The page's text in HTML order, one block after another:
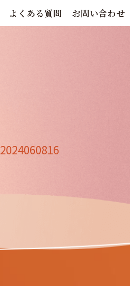
よくある質問 お問い合わせ
2024060816